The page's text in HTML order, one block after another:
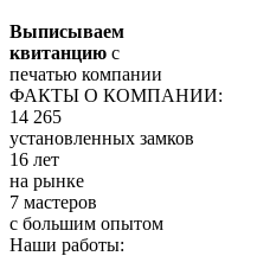
Выписываем
квитанцию с
печатью компании
ФАКТЫ О КОМПАНИИ:
14 265
установленных замков
16 лет
на рынке
7 мастеров
с большим опытом
Наши работы: